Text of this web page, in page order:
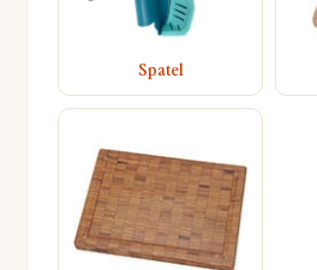
Spatel